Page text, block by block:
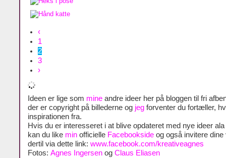
‹
1
2
3
›
Ideen er lige som mine andre ideer her på bloggen til fri
der er copyright på billederne og jeg forventer du fortæller,
inspirationen fra.
Hvis du er interesseret i at blive opdateret med nye ideer
kan du like min officielle Facebookside og også invitere dine
dertil via dette link: www.facebook.com/kreativeagnes
Fotos: Agnes Ingersen og Claus Eliasen